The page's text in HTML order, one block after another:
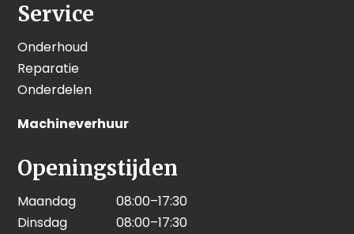
Service
Onderhoud
Reparatie
Onderdelen
Machineverhuur
Openingstijden
Maandag
08:00–17:30
Dinsdag
08:00–17:30